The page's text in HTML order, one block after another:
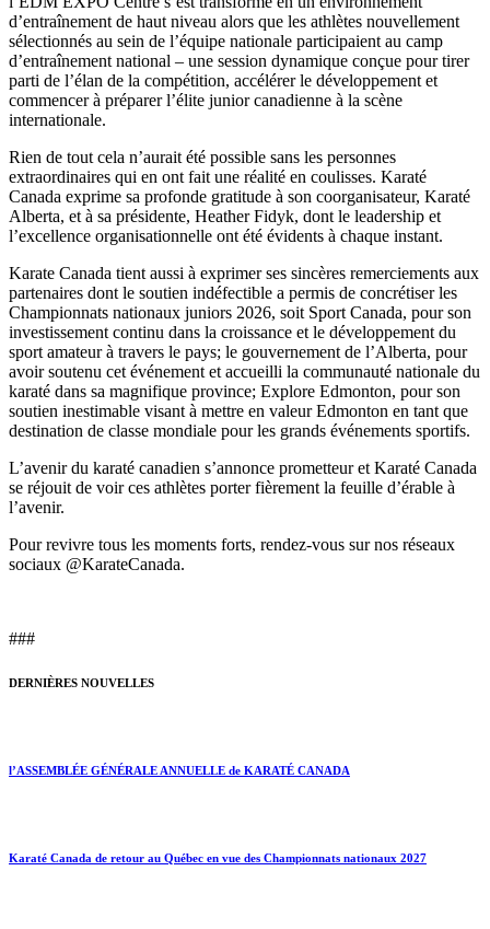
d’entraînement de haut niveau alors que les athlètes nouvellement
sélectionnés au sein de l’équipe nationale participaient au camp
d’entraînement national – une session dynamique conçue pour tirer
parti de l’élan de la compétition, accélérer le développement et
commencer à préparer l’élite junior canadienne à la scène
internationale.
Rien de tout cela n’aurait été possible sans les personnes
extraordinaires qui en ont fait une réalité en coulisses. Karaté
Canada exprime sa profonde gratitude à son coorganisateur, Karaté
Alberta, et à sa présidente, Heather Fidyk, dont le leadership et
l’excellence organisationnelle ont été évidents à chaque instant.
Karate Canada tient aussi à exprimer ses sincères remerciements aux
partenaires dont le soutien indéfectible a permis de concrétiser les
Championnats nationaux juniors 2026, soit Sport Canada, pour son
investissement continu dans la croissance et le développement du
sport amateur à travers le pays; le gouvernement de l’Alberta, pour
avoir soutenu cet événement et accueilli la communauté nationale du
karaté dans sa magnifique province; Explore Edmonton, pour son
soutien inestimable visant à mettre en valeur Edmonton en tant que
destination de classe mondiale pour les grands événements sportifs.
L’avenir du karaté canadien s’annonce prometteur et Karaté Canada
se réjouit de voir ces athlètes porter fièrement la feuille d’érable à
l’avenir.
Pour revivre tous les moments forts, rendez-vous sur nos réseaux
sociaux @KarateCanada.
###
DERNIÈRES NOUVELLES
l’ASSEMBLÉE GÉNÉRALE ANNUELLE de KARATÉ CANADA
Karaté Canada de retour au Québec en vue des Championnats nationaux 2027